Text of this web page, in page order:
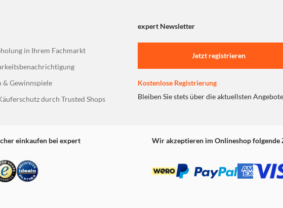
auf nahezu 4K-Qualität. Anstatt einfach jedes Pixel 4-fach hochzurechnen,
angrenzender Pixel und optimiert die Farbgebung Szene für
expert Newsletter
in Ihrem Fachmarkt
& Gewinnspiele
durch Trusted Shops
Jetzt registrieren
Kostenlose Registrierung
Bleiben Sie stets über die aktuellsten
einkaufen bei expert Wir akzeptieren im Onlineshop folgende